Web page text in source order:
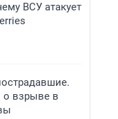
ВСУ атакует
о взрыве в